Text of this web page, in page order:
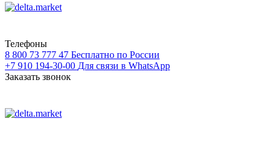
Телефоны
8 800 73 777 47 Бесплатно по России
+7 910 194-30-00 Для связи в WhatsApp
Заказать звонок